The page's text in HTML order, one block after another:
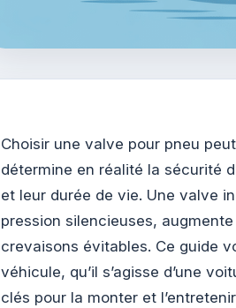
Choisir une valve pour pneu
détermine en réalité la sécurité
et leur durée de vie. Une valve
pression silencieuses,
crevaisons évitables. Ce guide
véhicule, qu’il s’agisse d’une
clés pour la monter et